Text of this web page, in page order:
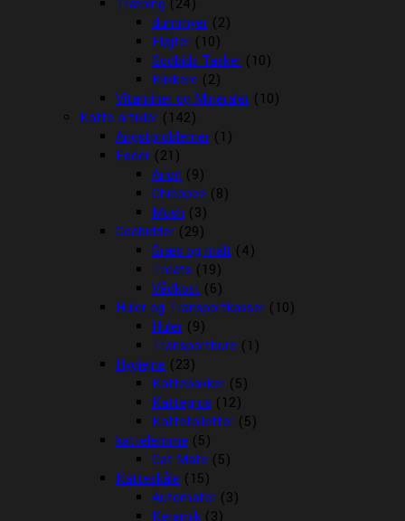
Træning (24)
dummyer (2)
Fløjter (10)
Godbids Tasker (10)
Klikkere (2)
Vitaminer og Mineraler (10)
Katte artikler (142)
Angstproblemer (1)
Foder (21)
Arion (9)
Chicopee (8)
Mush (3)
Godbidder (29)
Græs og malt (4)
Treats (19)
Vådkost (6)
Huler og Transportkasser (10)
Huler (9)
Transportbure (1)
Hygiejne (23)
Kattebakker (5)
Kattegrus (12)
Kattetoiletter (5)
kattelemme (5)
Cat Mate (5)
Katteskåle (15)
Automater (3)
Keramik (3)